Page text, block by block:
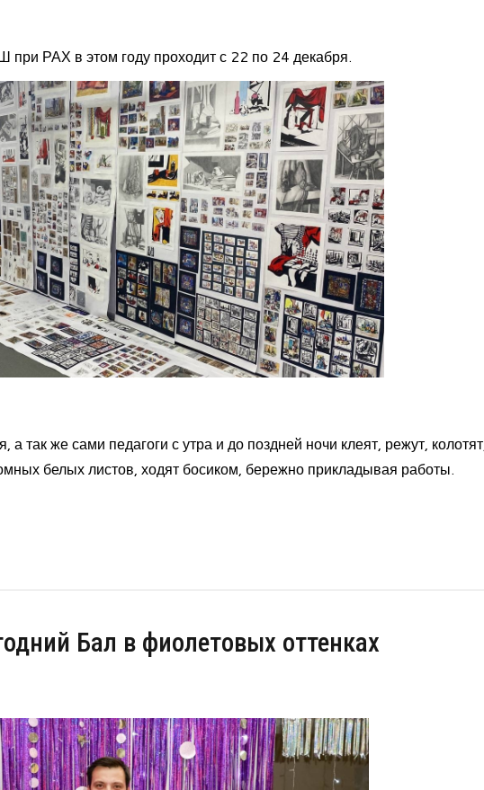
РАХ в этом году проходит с 22 по 24 декабря.
так же сами педагоги с утра и до поздней ночи клеят, режут, колотят,
белых листов, ходят босиком, бережно прикладывая работы.
Бал в фиолетовых оттенках